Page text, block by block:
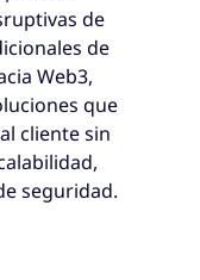
de
de
Web3,
que
cliente sin
seguridad.